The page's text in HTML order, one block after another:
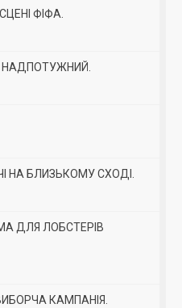
ФІФА.
НАДПОТУЖНИЙ.
НА БЛИЗЬКОМУ СХОДІ.
ДЛЯ ЛОБСТЕРІВ
КАМПАНІЯ.